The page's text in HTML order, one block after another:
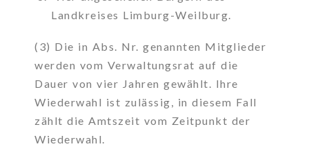
Landkreises Limburg-Weilburg.
(3) Die in Abs. Nr. genannten Mitglieder
werden vom Verwaltungsrat auf die
Dauer von vier Jahren gewählt. Ihre
Wiederwahl ist zulässig, in diesem Fall
zählt die Amtszeit vom Zeitpunkt der
Wiederwahl.